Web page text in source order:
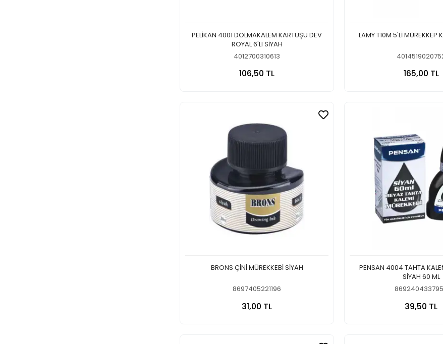
PELİKAN 4001 DOLMAKALEM KARTUŞU DEV
ROYAL 6'LI SİYAH
4012700310613
106,50 TL
LAMY T10M 5'Lİ MÜREKKEP
165,00 TL
BRONS ÇİNİ MÜREKKEBİ SİYAH
8697405221196
31,00 TL
PENSAN 4004 TAHTA
SİYAH 60 ML
39,50 TL